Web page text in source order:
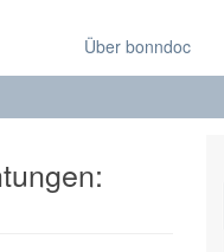
Über bonndoc